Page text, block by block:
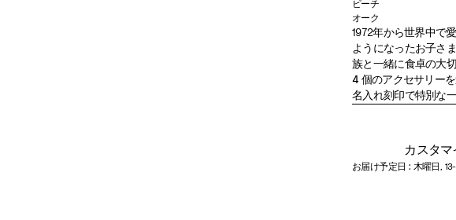
ビーチ
ナ
チ
ュ
ラ
ル
ブ
ラ
ッ
ク
ホ
ワ
イ
ト
ホ
ワ
イ
ト
ウ
ュ
ス
ト
ー
ム
グ
セ
レ
ー
ヌ
ピ
グ
レ
イ
シ
ア
ン
テ
ラ
コ
ッ
タ
ウ
ォ
ー
ム
ブ
ヘ
ザ
ー
モ
ー
バ
ニ
ラ
ホ
ワ
ワ
イ
ル
ド
ウ
レ
モ
ン
イ
エ
カ
シ
ミ
ア
グ
オーク
オ
ー
ク
ナ
チ
ル
O
a
k
W
a
B
1972年から世界中で
ようになったお子さ
族と一緒に食卓の大
4 個のアクセサリー
名入れ刻印で特別な
カスタマ
お届け予定日 : 木曜日,